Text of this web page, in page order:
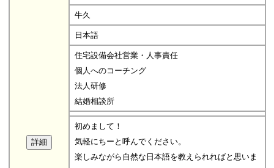
牛久
日本語
住宅設備会社営業・人事責任
個人へのコーチング
法人研修
結婚相談所
初めまして！
気軽にちーと呼んでください。
楽しみながら自然な日本語を教えられればと思いま